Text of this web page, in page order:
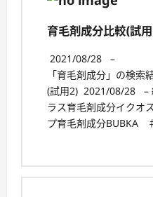
育毛剤成分比較(試
2021/08/28
–
「育毛剤成分」の検
(試用2) 2021/08/28 –
ラス育毛剤成分イクオ
プ育毛剤成分BUBKA